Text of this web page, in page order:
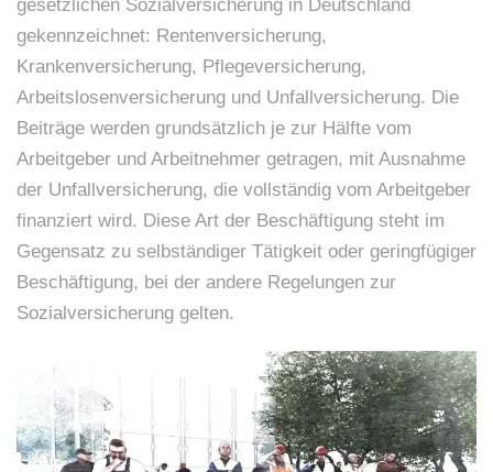
gesetzlichen Sozialversicherung in Deutschland
gekennzeichnet: Rentenversicherung,
Krankenversicherung, Pflegeversicherung,
Arbeitslosenversicherung und Unfallversicherung. Die
Beiträge werden grundsätzlich je zur Hälfte vom
Arbeitgeber und Arbeitnehmer getragen, mit Ausnahme
der Unfallversicherung, die vollständig vom Arbeitgeber
finanziert wird. Diese Art der Beschäftigung steht im
Gegensatz zu selbständiger Tätigkeit oder geringfügiger
Beschäftigung, bei der andere Regelungen zur
Sozialversicherung gelten.